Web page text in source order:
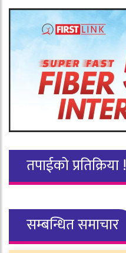
तपाईको प्रतिक्रिया !
सम्बन्धित समाचार